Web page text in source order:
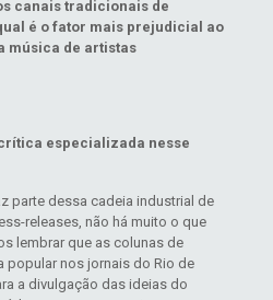
canais tradicionais de
é o fator mais prejudicial ao
música de artistas
especializada nesse
parte dessa cadeia industrial de
releases, não há muito o que
lembrar que as colunas de
popular nos jornais do Rio de
a divulgação das ideias do